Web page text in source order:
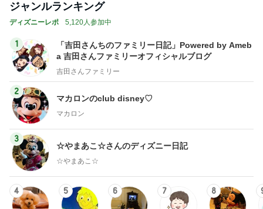
ジャンルランキング
ディズニーレポ 5,120人参加中
1
「吉田さんちのファミリー日記」Powered by Ameb
a 吉田さんファミリーオフィシャルブログ
吉田さんファミリー
2
マカロンのclub disney♡
マカロン
3
☆やまあこ☆さんのディズニー日記
☆やまあこ☆
4 5 6 7 8